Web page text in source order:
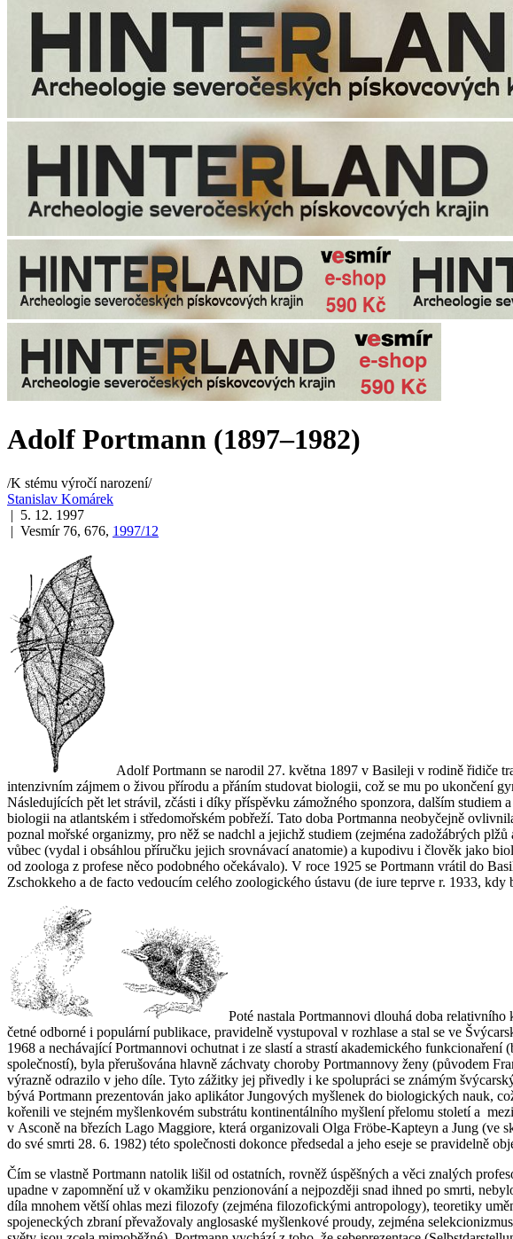
Adolf Portmann (1897–1982)
/K stému výročí narození/
Stanislav Komárek
| 5. 12. 1997
| Vesmír 76, 676, 1997/12
Adolf Portmann se narodil 27. května 1897 v Basileji v rodině řidiče
intenzivním zájmem o živou přírodu a přáním studovat biologii, což se mu po ukončení
Následujících pět let strávil, zčásti i díky příspěvku zámožného sponzora, dalším
biologii na atlantském i středomořském pobřeží. Tato doba Portmanna neobyčejně
poznal mořské organizmy, pro něž se nadchl a jejichž studiem (zejména zadožábrých
vůbec (vydal i obsáhlou příručku jejich srovnávací anatomie) a kupodivu i člověk jako
od zoologa z profese něco podobného očekávalo). V roce 1925 se Portmann vrátil do
Zschokkeho a de facto vedoucím celého zoologického ústavu (de iure teprve r. 1933, kdy
Poté nastala Portmannovi dlouhá doba
četné odborné i populární publikace, pravidelně vystupoval v rozhlase a stal se ve
1968 a nechávající Portmannovi ochutnat i ze slastí a strastí akademického
společností), byla přerušována hlavně záchvaty choroby Portmannovy ženy (původem
výrazně odrazilo v jeho díle. Tyto zážitky jej přivedly i ke spolupráci se známým
bývá Portmann prezentován jako aplikátor Jungových myšlenek do biologických nauk,
kořenili ve stejném myšlenkovém substrátu kontinentálního myšlení přelomu století a
v Asconě na březích Lago Maggiore, která organizovali Olga Fröbe-Kapteyn a Jung
do své smrti 28. 6. 1982) této společnosti dokonce předsedal a jeho eseje se pravidelně
Čím se vlastně Portmann natolik lišil od ostatních, rovněž úspěšných a věci znalých
upadne v zapomnění už v okamžiku penzionování a nejpozději snad ihned po smrti,
díla mnohem větší ohlas mezi filozofy (zejména filozofickými antropology), teoretiky
spojeneckých zbraní převažovaly anglosaské myšlenkové proudy, zejména